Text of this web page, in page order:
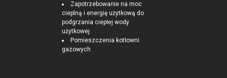
Zapotrzebowanie na moc
cieplną i energię użytkową do
podgrzania ciepłej wody
użytkowej
Pomieszczenia kotłowni
gazowych